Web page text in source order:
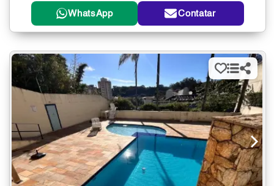
WhatsApp Contatar